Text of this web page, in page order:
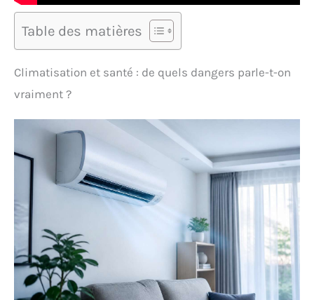
Table des matières
Climatisation et santé : de quels dangers parle-t-on
vraiment ?